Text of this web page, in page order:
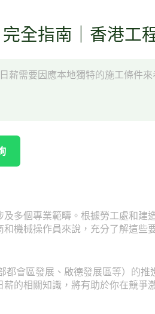
全指南｜香港工
薪需要因應本地獨特的施工條件
多個專業範疇。根據勞工處和建
機械操作員來說，充分了解這些
都會區發展、啟德發展區等）的
的相關知識，將有助於你在競爭